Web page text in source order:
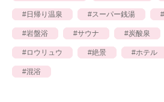
日帰り温泉 スーパー銭湯
岩盤浴 サウナ 炭酸泉
ロウリュウ 絶景 ホテル
混浴